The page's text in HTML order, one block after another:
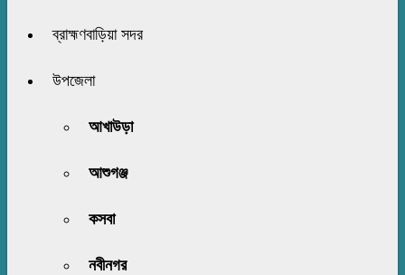
ব্রাহ্মণবাড়িয়া সদর
উপজেলা
আখাউড়া
আশুগঞ্জ
কসবা
নবীনগর